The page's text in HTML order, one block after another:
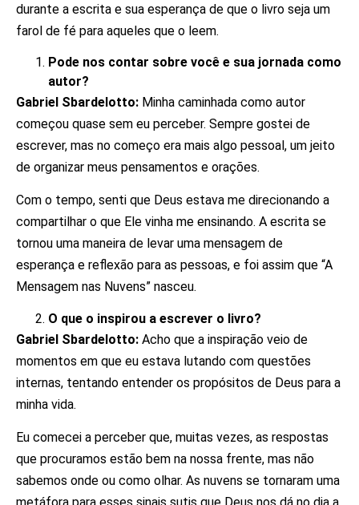
durante a escrita e sua esperança de que o livro seja um
farol de fé para aqueles que o leem.
Pode nos contar sobre você e sua jornada como
autor?
Gabriel Sbardelotto: Minha caminhada como autor
começou quase sem eu perceber. Sempre gostei de
escrever, mas no começo era mais algo pessoal, um jeito
de organizar meus pensamentos e orações.
Com o tempo, senti que Deus estava me direcionando a
compartilhar o que Ele vinha me ensinando. A escrita se
tornou uma maneira de levar uma mensagem de
esperança e reflexão para as pessoas, e foi assim que “A
Mensagem nas Nuvens” nasceu.
O que o inspirou a escrever o livro?
Gabriel Sbardelotto: Acho que a inspiração veio de
momentos em que eu estava lutando com questões
internas, tentando entender os propósitos de Deus para a
minha vida.
Eu comecei a perceber que, muitas vezes, as respostas
que procuramos estão bem na nossa frente, mas não
sabemos onde ou como olhar. As nuvens se tornaram uma